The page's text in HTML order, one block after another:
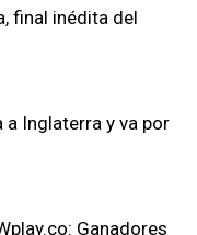
final inédita del
Inglaterra y va por
Ganadores